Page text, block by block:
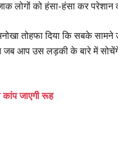
लोगों को हंसा-हंसा कर परेशान
तोहफा दिया कि सबके सामने
जब आप उस लड़की के बारे में
जाएगी रूह